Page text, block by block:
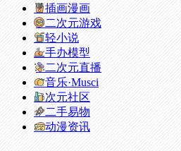
插画漫画
二次元游戏
轻小说
手办模型
二次元直播
音乐·Musci
次元社区
二手易物
动漫资讯